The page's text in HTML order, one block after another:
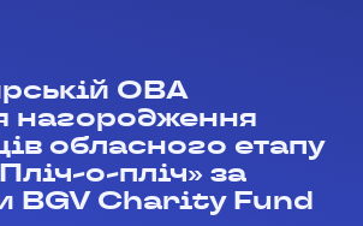
ОВА
нагородження
обласного етапу
о-пліч» за
BGV Charity Fund